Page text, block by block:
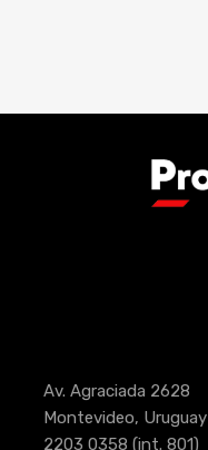
Av. Agraciada 2628
Montevideo, Uruguay
2203 0358 (int. 801)